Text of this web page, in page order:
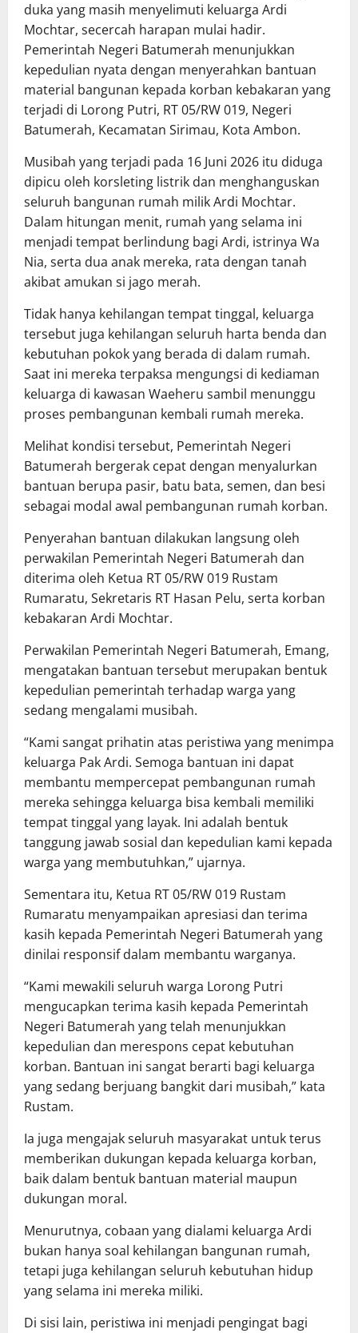
duka yang masih menyelimuti keluarga Ardi
Mochtar, secercah harapan mulai hadir.
Pemerintah Negeri Batumerah menunjukkan
kepedulian nyata dengan menyerahkan bantuan
material bangunan kepada korban kebakaran yang
terjadi di Lorong Putri, RT 05/RW 019, Negeri
Batumerah, Kecamatan Sirimau, Kota Ambon.
Musibah yang terjadi pada 16 Juni 2026 itu diduga
dipicu oleh korsleting listrik dan menghanguskan
seluruh bangunan rumah milik Ardi Mochtar.
Dalam hitungan menit, rumah yang selama ini
menjadi tempat berlindung bagi Ardi, istrinya Wa
Nia, serta dua anak mereka, rata dengan tanah
akibat amukan si jago merah.
Tidak hanya kehilangan tempat tinggal, keluarga
tersebut juga kehilangan seluruh harta benda dan
kebutuhan pokok yang berada di dalam rumah.
Saat ini mereka terpaksa mengungsi di kediaman
keluarga di kawasan Waeheru sambil menunggu
proses pembangunan kembali rumah mereka.
Melihat kondisi tersebut, Pemerintah Negeri
Batumerah bergerak cepat dengan menyalurkan
bantuan berupa pasir, batu bata, semen, dan besi
sebagai modal awal pembangunan rumah korban.
Penyerahan bantuan dilakukan langsung oleh
perwakilan Pemerintah Negeri Batumerah dan
diterima oleh Ketua RT 05/RW 019 Rustam
Rumaratu, Sekretaris RT Hasan Pelu, serta korban
kebakaran Ardi Mochtar.
Perwakilan Pemerintah Negeri Batumerah, Emang,
mengatakan bantuan tersebut merupakan bentuk
kepedulian pemerintah terhadap warga yang
sedang mengalami musibah.
“Kami sangat prihatin atas peristiwa yang menimpa
keluarga Pak Ardi. Semoga bantuan ini dapat
membantu mempercepat pembangunan rumah
mereka sehingga keluarga bisa kembali memiliki
tempat tinggal yang layak. Ini adalah bentuk
tanggung jawab sosial dan kepedulian kami kepada
warga yang membutuhkan,” ujarnya.
Sementara itu, Ketua RT 05/RW 019 Rustam
Rumaratu menyampaikan apresiasi dan terima
kasih kepada Pemerintah Negeri Batumerah yang
dinilai responsif dalam membantu warganya.
“Kami mewakili seluruh warga Lorong Putri
mengucapkan terima kasih kepada Pemerintah
Negeri Batumerah yang telah menunjukkan
kepedulian dan merespons cepat kebutuhan
korban. Bantuan ini sangat berarti bagi keluarga
yang sedang berjuang bangkit dari musibah,” kata
Rustam.
Ia juga mengajak seluruh masyarakat untuk terus
memberikan dukungan kepada keluarga korban,
baik dalam bentuk bantuan material maupun
dukungan moral.
Menurutnya, cobaan yang dialami keluarga Ardi
bukan hanya soal kehilangan bangunan rumah,
tetapi juga kehilangan seluruh kebutuhan hidup
yang selama ini mereka miliki.
Di sisi lain, peristiwa ini menjadi pengingat bagi